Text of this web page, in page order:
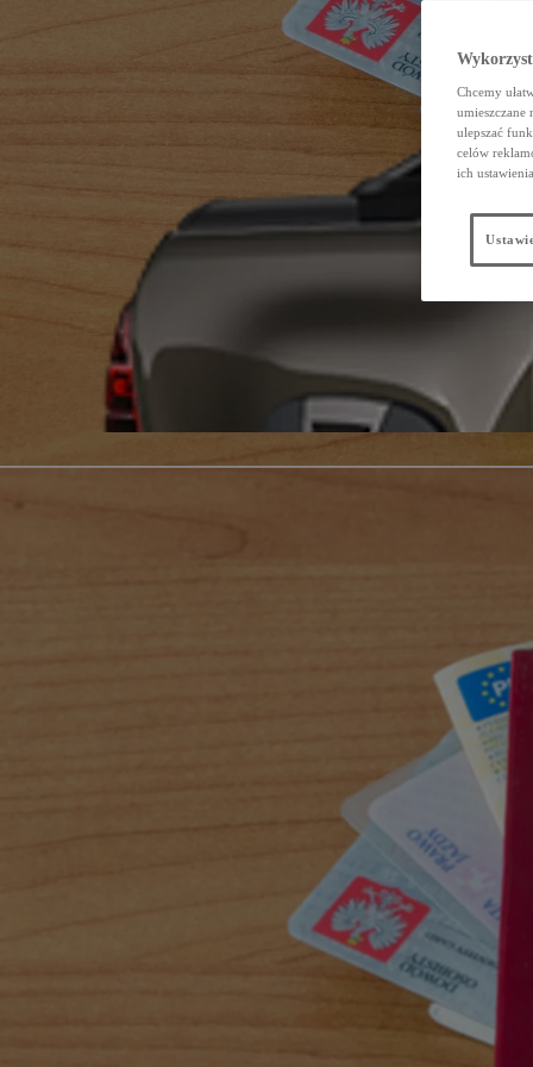
Chcemy
ulepszać
celów
ich